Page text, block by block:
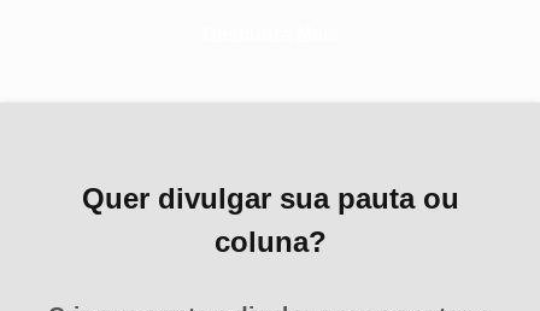
Quer divulgar sua pauta ou
coluna?